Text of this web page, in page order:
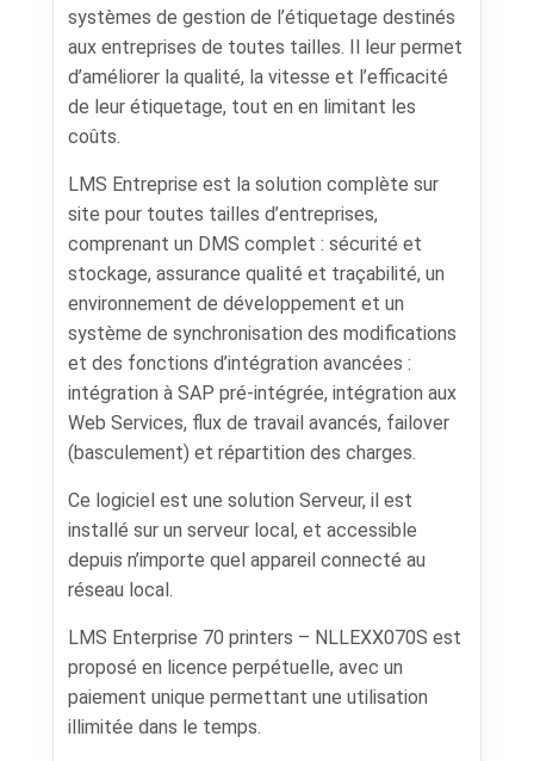
systèmes de gestion de l’étiquetage destinés
aux entreprises de toutes tailles. Il leur permet
d’améliorer la qualité, la vitesse et l’efficacité
de leur étiquetage, tout en en limitant les
coûts.
LMS Entreprise est la solution complète sur
site pour toutes tailles d’entreprises,
comprenant un DMS complet : sécurité et
stockage, assurance qualité et traçabilité, un
environnement de développement et un
système de synchronisation des modifications
et des fonctions d’intégration avancées :
intégration à SAP pré-intégrée, intégration aux
Web Services, flux de travail avancés, failover
(basculement) et répartition des charges.
Ce logiciel est une solution Serveur, il est
installé sur un serveur local, et accessible
depuis n’importe quel appareil connecté au
réseau local.
LMS Enterprise 70 printers – NLLEXX070S est
proposé en licence perpétuelle, avec un
paiement unique permettant une utilisation
illimitée dans le temps.